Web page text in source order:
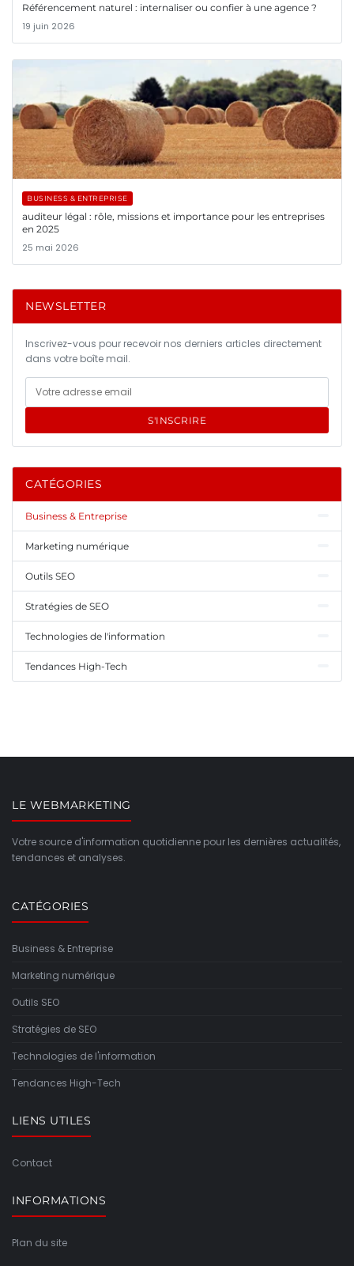
Référencement naturel : internaliser ou confier à une agence ?
19 juin 2026
BUSINESS & ENTREPRISE
auditeur légal : rôle, missions et importance pour les entreprises
en 2025
25 mai 2026
NEWSLETTER
Inscrivez-vous pour recevoir nos derniers articles directement
dans votre boîte mail.
S'INSCRIRE
CATÉGORIES
Business & Entreprise
Marketing numérique
Outils SEO
Stratégies de SEO
Technologies de l'information
Tendances High-Tech
LE WEBMARKETING
Votre source d'information quotidienne pour les dernières actualités,
tendances et analyses.
CATÉGORIES
Business & Entreprise
Marketing numérique
Outils SEO
Stratégies de SEO
Technologies de l'information
Tendances High-Tech
LIENS UTILES
Contact
INFORMATIONS
Plan du site